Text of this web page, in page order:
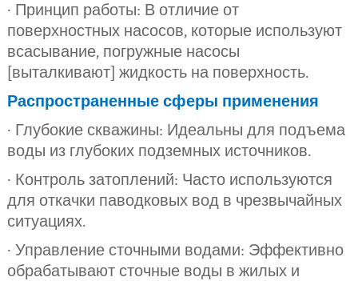
· Принцип работы: В отличие от
поверхностных насосов, которые используют
всасывание, погружные насосы
[выталкивают] жидкость на поверхность.
Распространенные сферы применения
· Глубокие скважины: Идеальны для подъема
воды из глубоких подземных источников.
· Контроль затоплений: Часто используются
для откачки паводковых вод в чрезвычайных
ситуациях.
· Управление сточными водами: Эффективно
обрабатывают сточные воды в жилых и